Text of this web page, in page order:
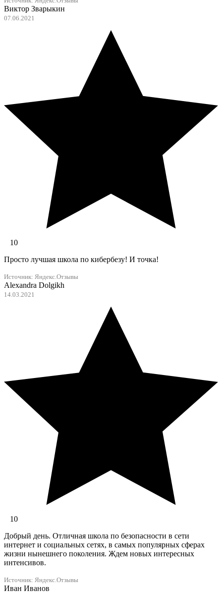
Виктор Зварыкин
07.06.2021
10
Просто лучшая школа по кибербезу! И точка!
Источник: Яндекс.Отзывы
Alexandra Dolgikh
14.03.2021
10
Добрый день. Отличная школа по безопасности в сети
интернет и социальных сетях, в самых популярных сферах
жизни нынешнего поколения. Ждем новых интересных
интенсивов.
Источник: Яндекс.Отзывы
Иван Иванов